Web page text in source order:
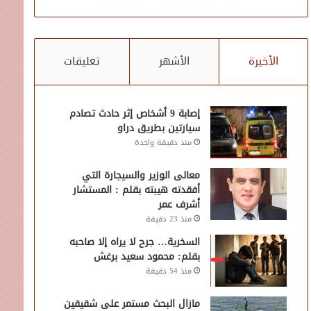
الأخيرة الأشهر تعليقات
إصابة 9 أشخاص إثر حادث تصادم
سيارتين بطريق دراو
منذ دقيقة واحدة
معالى الوزير والسيجارة التي
أفقدته هيبته بقلم : المستشار
أشرف عمر
منذ 23 دقيقة
السخرية… جرح لا يراه إلا صاحبه
بقلم: محمود سعيد برغش
منذ 54 دقيقة
مازال البحث مستمر على شقيقين